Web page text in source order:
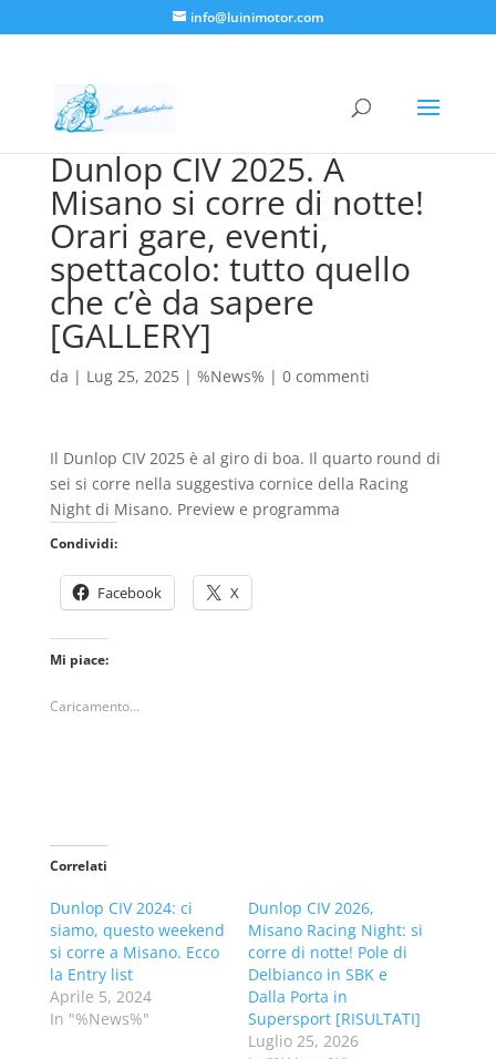
info@luinimotor.com
Dunlop CIV 2025. A
Misano si corre di notte!
Orari gare, eventi,
spettacolo: tutto quello
che c’è da sapere
[GALLERY]
da | Lug 25, 2025| %News% | 0 commenti
Il Dunlop CIV 2025 è al giro di boa. Il quarto round di
sei si corre nella suggestiva cornice della Racing
Night di Misano. Preview e programma
Condividi:
Facebook X
Mi piace:
Caricamento...
Correlati
Dunlop CIV 2024: ci
siamo, questo weekend
si corre a Misano. Ecco
la Entry list
Aprile 5, 2024
In "%News%"
Dunlop CIV 2026,
Misano Racing Night: si
corre di notte! Pole di
Delbianco in SBK e
Dalla Porta in
Supersport [RISULTATI]
Luglio 25, 2026